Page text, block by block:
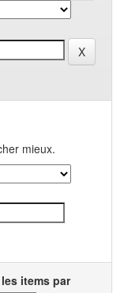
mieux.
items par